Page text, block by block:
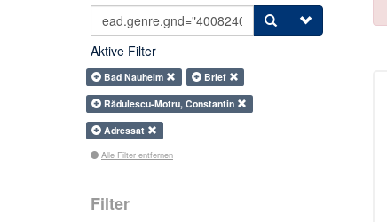
Aktive Filter
Bad Nauheim
Brief
Rădulescu-Motru, Constantin
Adressat
Alle Filter entfernen
Filter